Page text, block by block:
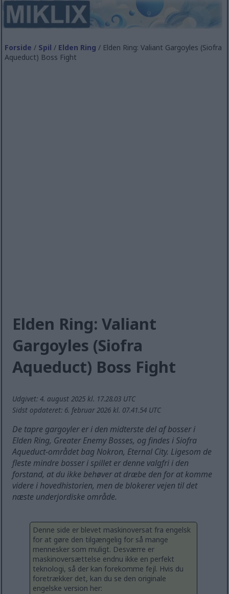
Forside / Spil / Elden Ring / Elden Ring: Valiant Gargoyles (Siofra
Aqueduct) Boss Fight
Elden Ring: Valiant
Gargoyles (Siofra
Aqueduct) Boss Fight
Udgivet: 4. august 2025 kl. 17.28.03 UTC
Sidst opdateret: 6. februar 2026 kl. 07.41.54 UTC
De tapre gargoyler er i den midterste del af bosser i
Elden Ring, Greater Enemy Bosses, og findes i Siofra
Aqueduct-området bag Nokron, Eternal City. Ligesom de
fleste mindre bosser i spillet er denne valgfri i den
forstand, at du ikke behøver at dræbe den for at komme
videre i hovedhistorien, men de blokerer vejen til det
næste underjordiske område.
Denne side er blevet maskinoversat fra engelsk
for at gøre den tilgængelig for så mange
mennesker som muligt. Desværre er
maskinoversættelse endnu ikke en perfekt
teknologi, så der kan forekomme fejl. Hvis du
foretrækker det, kan du se den originale
engelske version her: